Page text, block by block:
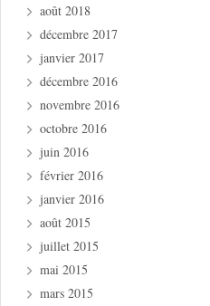
août 2018
décembre 2017
janvier 2017
décembre 2016
novembre 2016
octobre 2016
juin 2016
février 2016
janvier 2016
août 2015
juillet 2015
mai 2015
mars 2015